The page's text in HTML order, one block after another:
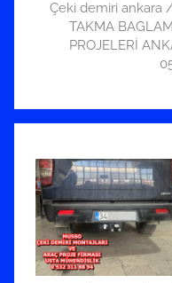
Çeki demiri ankara /
TAKMA
PROJELERİ